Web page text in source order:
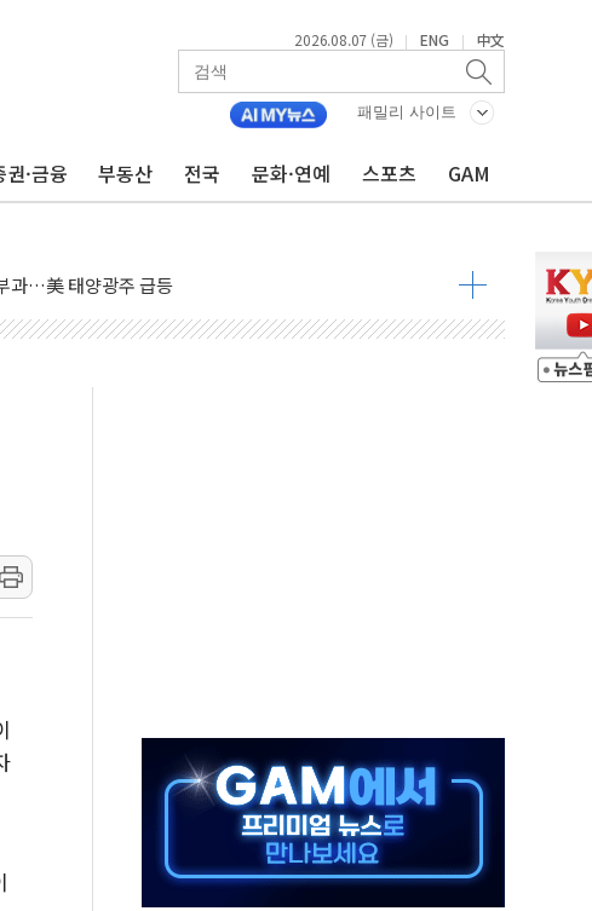
2026.08.07 (금) | ENG | 中文
패밀리 사이트
권·금융 부동산 전국 문화·연예 스포츠 GAM
종자 7359명 끝까지 찾겠다"
엔 톤 낮춰
름…수도권 집중 완화 전환점"
' 주재… "전폭적 공급 확대·속도전 총력"
망해도 놀랍지 않아"
하락...금융주 낙폭 커
부정책 아냐" 해명
국토부-서울시 '정책 엇박자'
생애최초만 경쟁 치열
낮 총수요 104.3GW 기록
… 위기 고조되는 또 다른 중동 화약고